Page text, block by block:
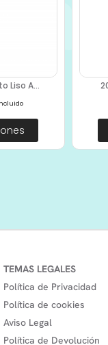
Liso A...
TEMAS LEGALES
Política de Privacidad
Política de cookies
Aviso Legal
Política de Devolución